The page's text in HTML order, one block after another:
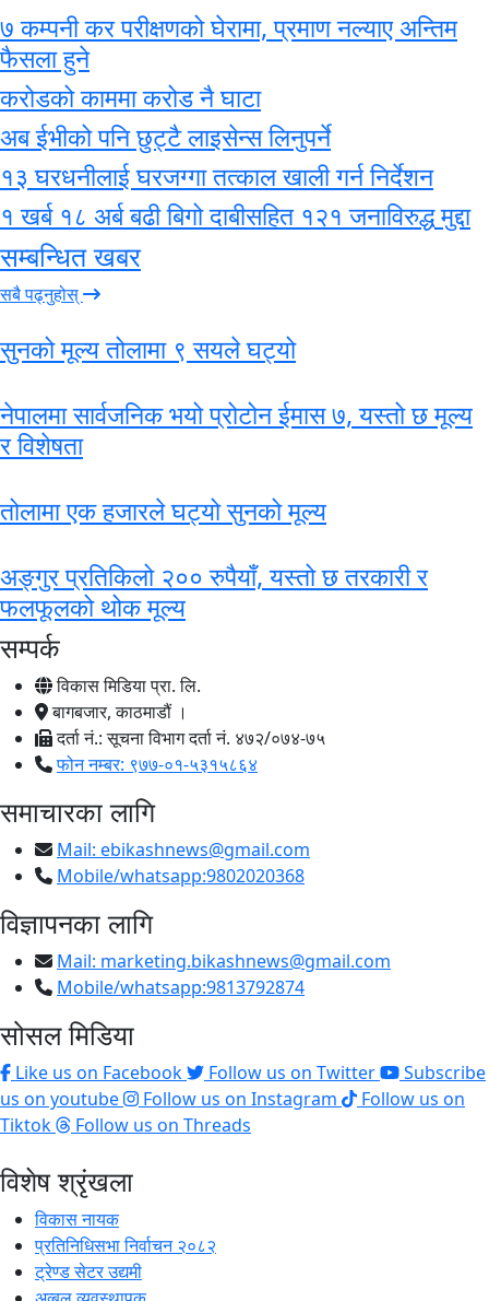
७ कम्पनी कर परीक्षणको घेरामा, प्रमाण नल्याए अन्तिम
फैसला हुने
करोडको काममा करोड नै घाटा
अब ईभीको पनि छुट्टै लाइसेन्स लिनुपर्ने
१३ घरधनीलाई घरजग्गा तत्काल खाली गर्न निर्देशन
१ खर्ब १८ अर्ब बढी बिगो दाबीसहित १२१ जनाविरुद्ध मुद्दा
सम्बन्धित खबर
सबै पढ्नुहोस्
सुनको मूल्य तोलामा ९ सयले घट्यो
नेपालमा सार्वजनिक भयो प्रोटोन ईमास ७, यस्तो छ मूल्य
र विशेषता
तोलामा एक हजारले घट्यो सुनको मूल्य
अङ्गुर प्रतिकिलो २०० रुपैयाँ, यस्तो छ तरकारी र
फलफूलको थोक मूल्य
सम्पर्क
विकास मिडिया प्रा. लि.
बागबजार, काठमाडौं ।
दर्ता नं.: सूचना विभाग दर्ता नं. ४७२/०७४-७५
फोन नम्बर: ९७७-०१-५३१५८६४
समाचारका लागि
Mail: ebikashnews@gmail.com
Mobile/whatsapp:9802020368
विज्ञापनका लागि
Mail: marketing.bikashnews@gmail.com
Mobile/whatsapp:9813792874
सोसल मिडिया
Like us on Facebook Follow us on Twitter
Subscribe
us on youtube
Follow us on Instagram
Follow us on
Tiktok
Follow us on Threads
विशेष श्रृंखला
विकास नायक
प्रतिनिधिसभा निर्वाचन २०८२
ट्रेण्ड सेटर उद्यमी